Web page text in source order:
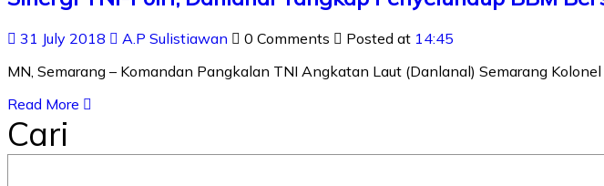
31 July 2018 A.P Sulistiawan 0 Comments Posted at 14:45
MN, Semarang – Komandan Pangkalan TNI Angkatan Laut (Danlanal) Semarang
Read More
Cari